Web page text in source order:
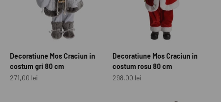
Decoratiune Mos Craciun in
costum gri 80 cm
Preț redus
271,00 lei
Decoratiune Mos Craciun in
costum rosu 80 cm
Preț redus
298,00 lei